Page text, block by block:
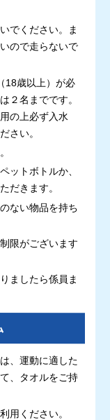
でください。ま
ので走らないで
18歳以上）が必
２名までです。
の上必ず入水
さい。
ットボトルか、
だきます。
ない物品を持ち
限がございます
ましたら係員ま
、運動に適した
、タオルをご持
用ください。